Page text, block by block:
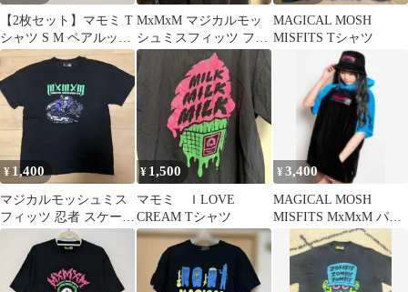
【2枚セット】マモミ T
シャツ S M ペアルック
マジカルモッシュミス
フィッツ
MxMxM マジカルモッ
シュミスフィッツ ファ
イヤーパターン ロン
T XL 黒
MAGICAL MOSH
MISFITS Tシャツ
¥ 1,400
マジカルモッシュミス
フィッツ 忍者 スケート
Tシャツ Lサイズ色あせ
¥ 1,500
マモミ ＩLOVE
CREAM Tシャツ
¥3,400
MAGICAL MOSH
MISFITS MxMxM パイ
ル PARKA TEE